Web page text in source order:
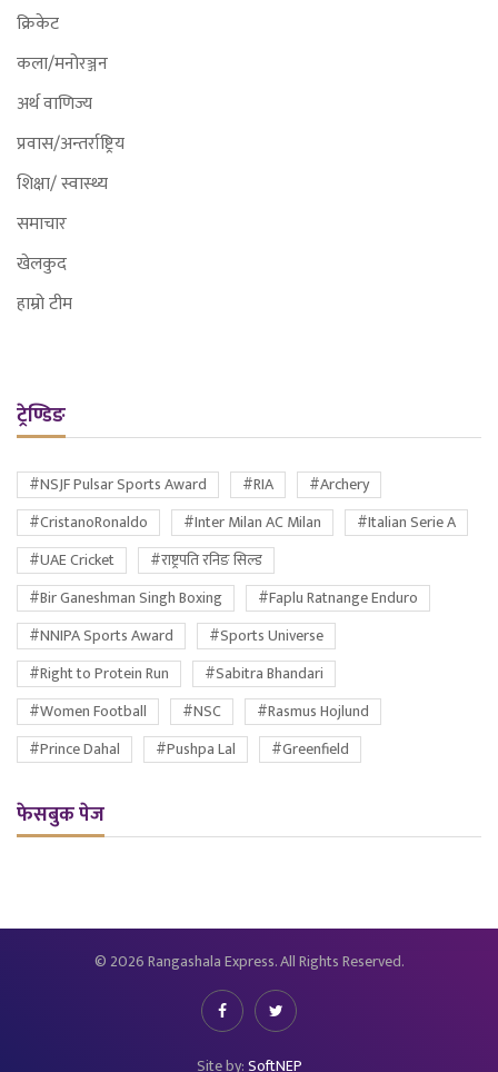
क्रिकेट
कला/मनोरञ्जन
अर्थ वाणिज्य
प्रवास/अन्तर्राष्ट्रिय
शिक्षा/ स्वास्थ्य
समाचार
खेलकुद
हाम्रो टीम
ट्रेण्डिङ
#NSJF Pulsar Sports Award #RIA
#Archery
#CristanoRonaldo
#Inter Milan AC Milan
#Italian Serie A
#UAE Cricket
#राष्ट्रपति रनिङ सिल्ड
#Bir Ganeshman Singh Boxing
#Faplu Ratnange Enduro
#NNIPA Sports Award
#Sports Universe
#Right to Protein Run
#Sabitra Bhandari
#Women Football
#NSC
#Rasmus Hojlund
#Prince Dahal
#Pushpa Lal #Greenfield
फेसबुक पेज
© 2026 Rangashala Express. All Rights Reserved.
Site by:SoftNEP